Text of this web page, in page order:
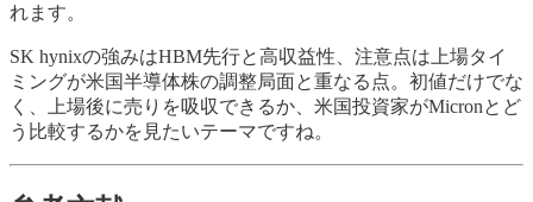
れます。
SK hynixの強みはHBM先行と高収益性、注意点は上場タイ
ミングが米国半導体株の調整局面と重なる点。初値だけでな
く、上場後に売りを吸収できるか、米国投資家がMicronとど
う比較するかを見たいテーマですね。